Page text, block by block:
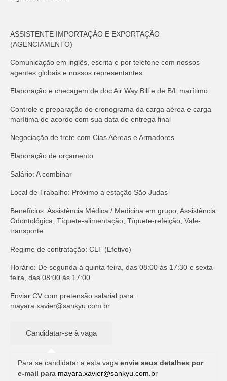
ASSISTENTE IMPORTAÇÃO E EXPORTAÇÃO
(AGENCIAMENTO)
Comunicação em inglês, escrita e por telefone com nossos
agentes globais e nossos representantes
Elaboração e checagem de doc Air Way Bill e de B/L marítimo
Controle e preparação do cronograma da carga aérea e carga
marítima de acordo com sua data de entrega final
Negociação de frete com Cias Aéreas e Armadores
Elaboração de orçamento
Salário: A combinar
Local de Trabalho: Próximo a estação São Judas
Benefícios: Assistência Médica / Medicina em grupo, Assistência
Odontológica, Tíquete-alimentação, Tíquete-refeição, Vale-
transporte
Regime de contratação: CLT (Efetivo)
Horário: De segunda à quinta-feira, das 08:00 às 17:30 e sexta-
feira, das 08:00 às 17:00
Enviar CV com pretensão salarial para:
mayara.xavier@sankyu.com.br
Para se candidatar a esta vaga envie seus detalhes por
e-mail para mayara.xavier@sankyu.com.br